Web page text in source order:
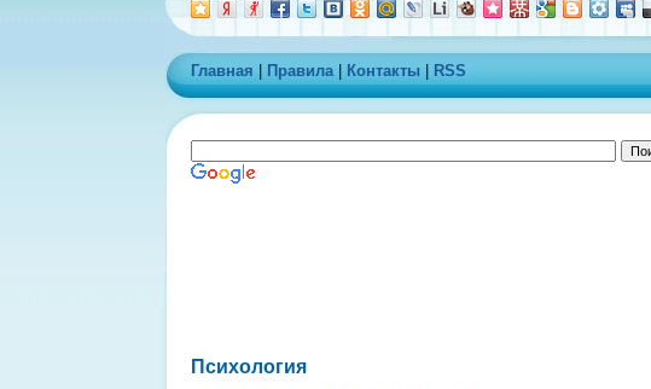
Главная Правила| Контакты RSS
Психология